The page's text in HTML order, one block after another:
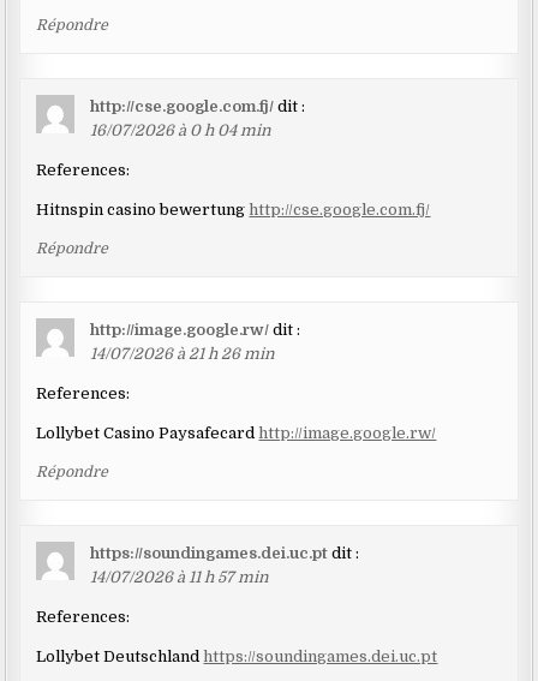
Répondre
http://cse.google.com.fj/ dit :
16/07/2026 à 0 h 04 min
References:
Hitnspin casino bewertung http://cse.google.com.fj/
Répondre
http://image.google.rw/ dit :
14/07/2026 à 21 h 26 min
References:
Lollybet Casino Paysafecardhttp://image.google.rw/
Répondre
https://soundingames.dei.uc.pt dit :
14/07/2026 à 11 h 57 min
References:
Lollybet Deutschland https://soundingames.dei.uc.pt